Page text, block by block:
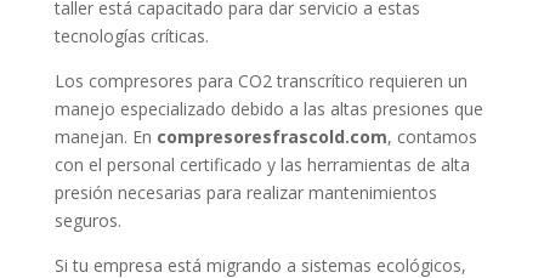
taller está capacitado para dar servicio a estas
tecnologías críticas.
Los compresores para CO2 transcrítico requieren un
manejo especializado debido a las altas presiones que
manejan. En compresoresfrascold.com, contamos
con el personal certificado y las herramientas de alta
presión necesarias para realizar mantenimientos
seguros.
Si tu empresa está migrando a sistemas ecológicos,